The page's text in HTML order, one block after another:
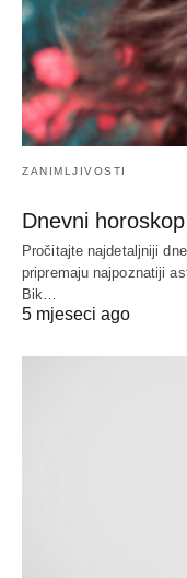
ZANIMLJIVOSTI
Dnevni
Pročitajte najdetaljniji
pripremaju najpoznatiji
Bik…
5 mjeseci ago